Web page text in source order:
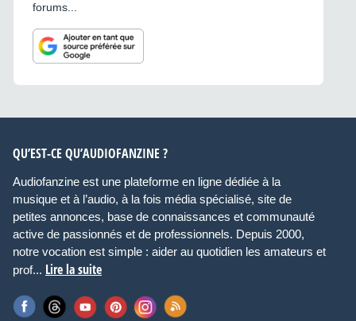
forums...
QU’EST-CE QU’AUDIOFANZINE ?
Audiofanzine est une plateforme en ligne dédiée à la
musique et à l’audio, à la fois média spécialisé, site de
petites annonces, base de connaissances et communauté
active de passionnés et de professionnels. Depuis 2000,
notre vocation est simple : aider au quotidien les amateurs et
prof... Lire la suite